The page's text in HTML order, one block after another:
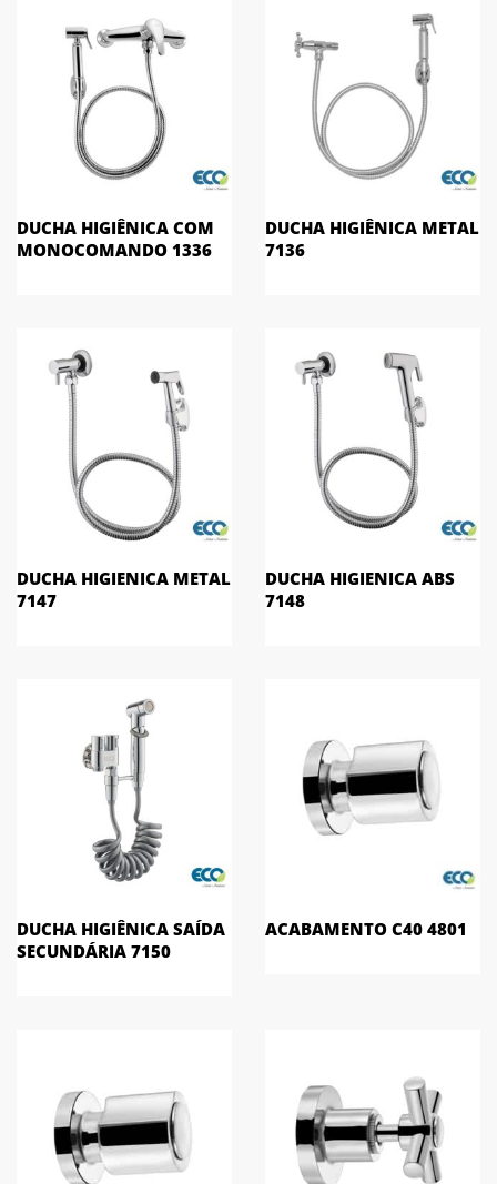
DUCHA HIGIÊNICA COM
MONOCOMANDO 1336
DUCHA HIGIÊNICA METAL
7136
DUCHA HIGIENICA METAL
7147
DUCHA HIGIENICA ABS
7148
DUCHA HIGIÊNICA SAÍDA
SECUNDÁRIA 7150
ACABAMENTO C40 4801